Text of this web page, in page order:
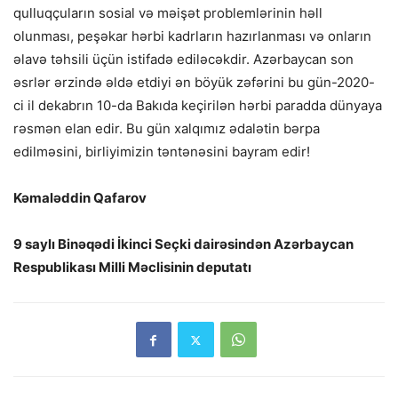
qulluqçuların sosial və məişət problemlərinin həll
olunması, peşəkar hərbi kadrların hazırlanması və onların
əlavə təhsili üçün istifadə ediləcəkdir. Azərbaycan son
əsrlər ərzində əldə etdiyi ən böyük zəfərini bu gün-2020-
ci il dekabrın 10-da Bakıda keçirilən hərbi paradda dünyaya
rəsmən elan edir. Bu gün xalqımız ədalətin bərpa
edilməsini, birliyimizin təntənəsini bayram edir!
Kəmaləddin Qafarov
9 saylı Binəqədi İkinci Seçki dairəsindən Azərbaycan
Respublikası Milli Məclisinin deputatı